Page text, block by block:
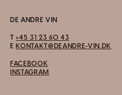
DE ANDRE VIN
T+45 31 23 60 43
EKONTAKT@DEANDRE-VIN.DK
FACEBOOK
INSTAGRAM